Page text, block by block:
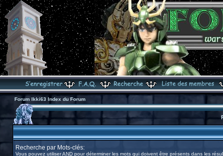
Forum Ikki63 Index du Forum
Recherche par Mots-clés:
Vous pouvez utiliserANDpour déterminer les mots qui doivent être présents dans les